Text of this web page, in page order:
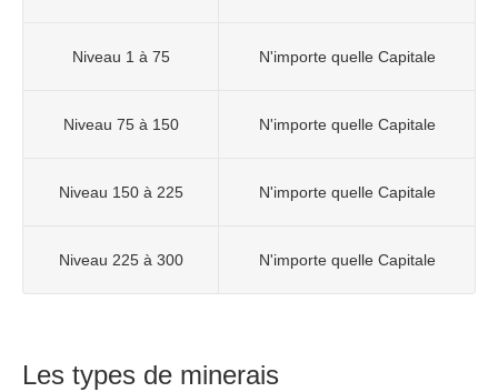
Niveau 1 à 75 N'importe quelle Capitale
Niveau 75 à 150 N'importe quelle Capitale
Niveau 150 à 225 N'importe quelle Capitale
Niveau 225 à 300 N'importe quelle Capitale
Les types de minerais